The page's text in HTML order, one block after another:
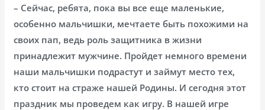
– Сейчас, ребята, пока вы все еще маленькие,
особенно мальчишки, мечтаете быть похожими на
своих пап, ведь роль защитника в жизни
принадлежит мужчине. Пройдет немного времени
наши мальчишки подрастут и займут место тех,
кто стоит на страже нашей Родины. И сегодня этот
праздник мы проведем как игру. В нашей игре